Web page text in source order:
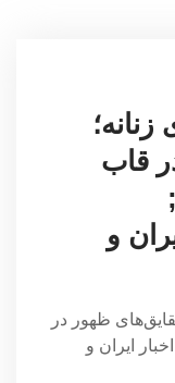
قاب
ایمان و اقتدار &#۸۲۱۱;
و
ظهور در
ایران و